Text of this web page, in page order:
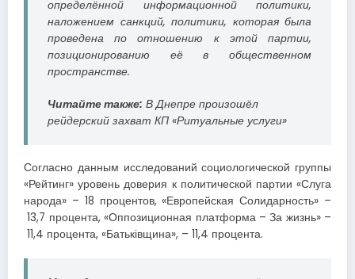
определённой информационной политики,
наложением санкций, политики, которая была
проведена по отношению к этой партии,
позиционированию её в общественном
пространстве.
Читайте также: В Днепре произошёл
рейдерский захват КП «Ритуальные услуги»
Согласно данным исследований социологической группы
«Рейтинг» уровень доверия к политической партии «Слуга
народа» – 18 процентов, «Европейская Солидарность» –
13,7 процента, «Оппозиционная платформа – За жизнь» –
11,4 процента, «Батьківщина», – 11,4 процента.